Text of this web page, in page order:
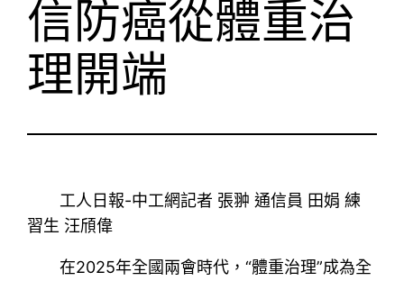
信防癌從體重治
理開端
工人日報-中工網記者 張翀 通信員 田娟 練
習生 汪頎偉
在2025年全國兩會時代，“體重治理”成為全